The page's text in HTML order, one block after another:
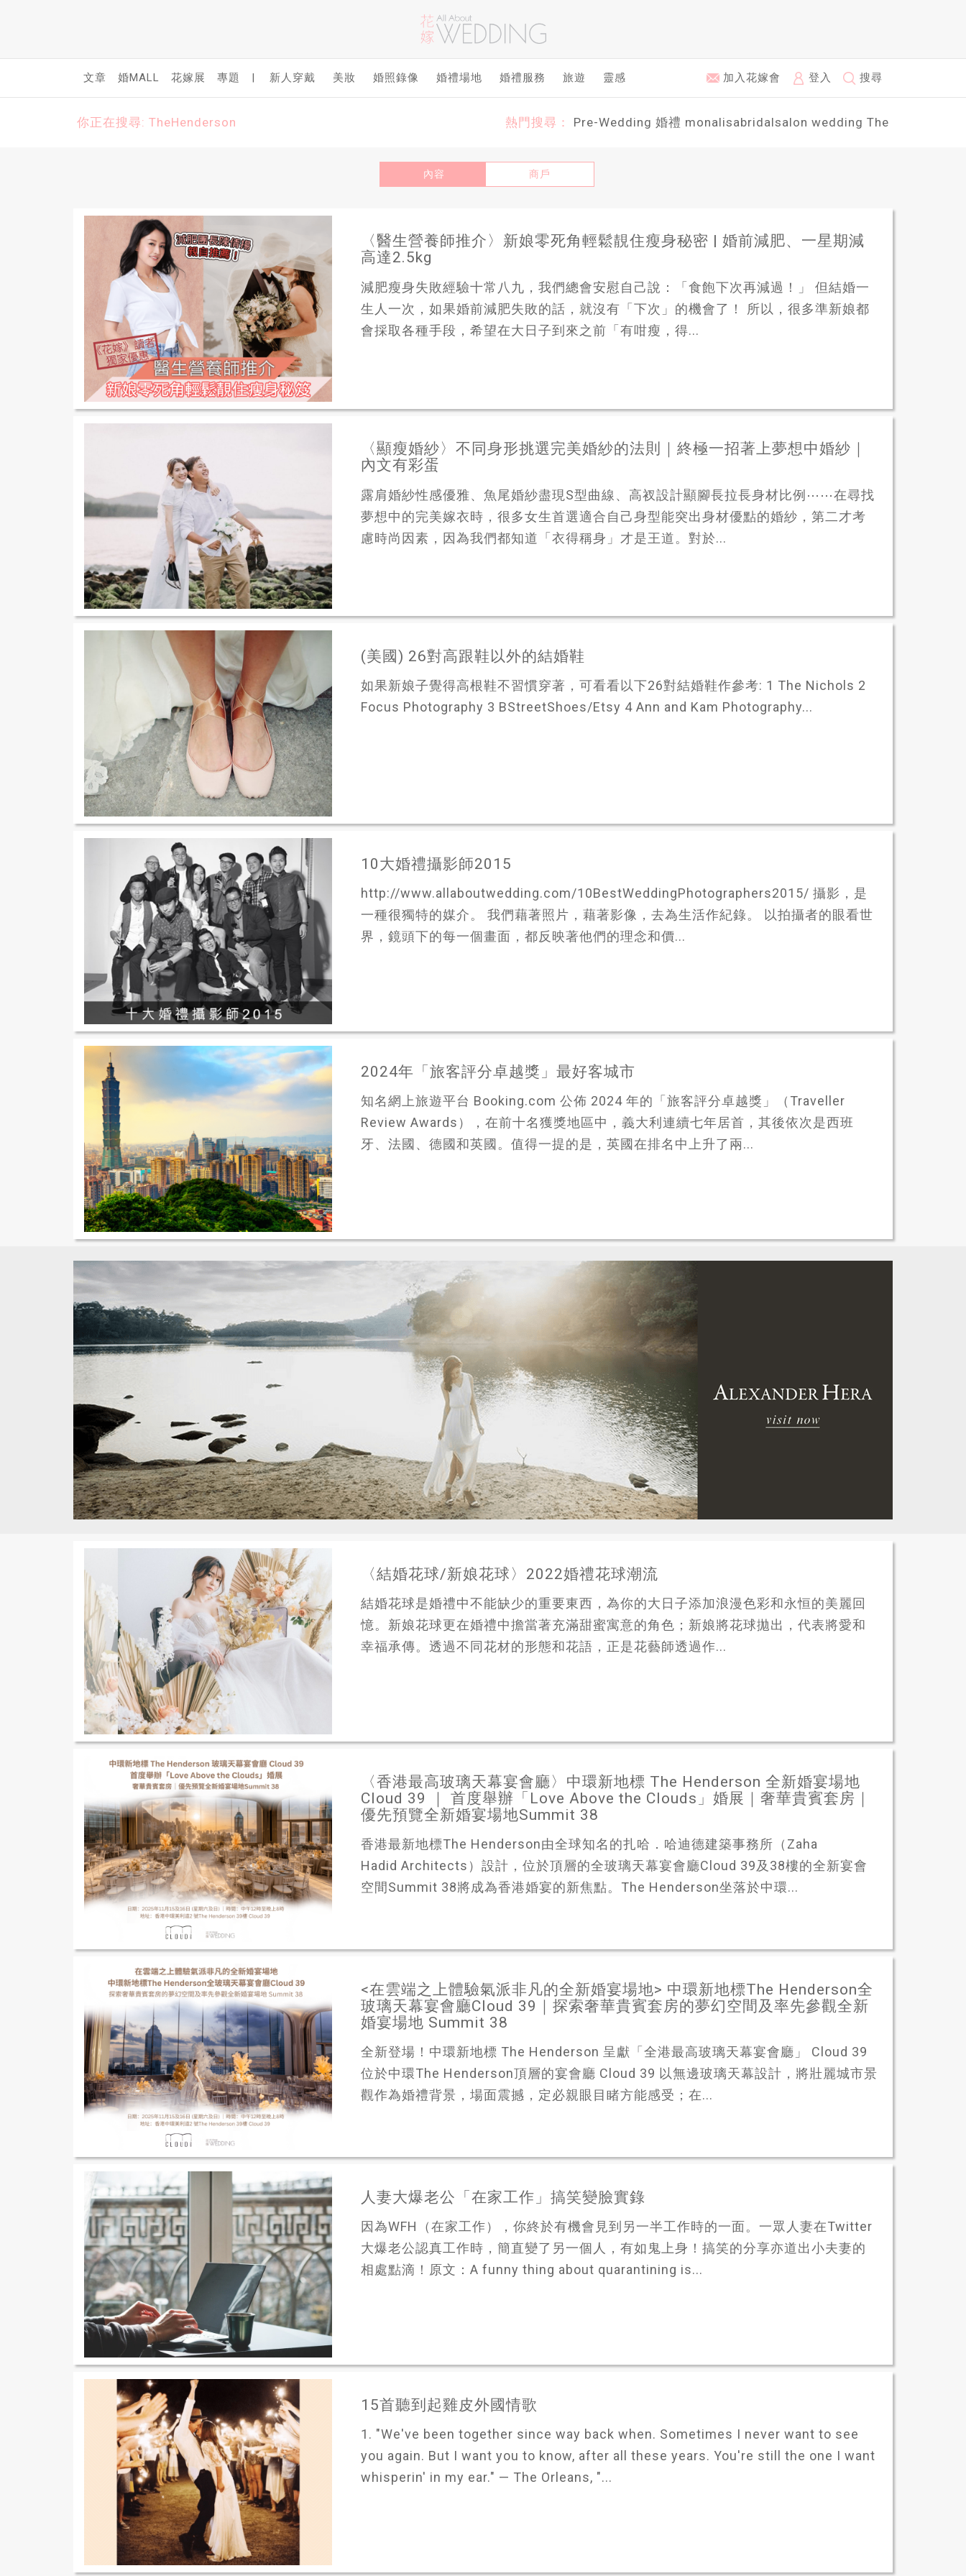
文章 婚MALL 花嫁展 專題 | 新人穿戴 美妝 婚照錄像 婚禮場地 婚禮服務 旅遊 靈感 加入花嫁會 登入 搜尋
你正在搜尋: TheHenderson 熱門搜尋： Pre-Wedding 婚禮 monalisabridalsalon wedding The
內容 商戶
〈醫生營養師推介〉新娘零死角輕鬆靚住瘦身秘密 | 婚前減肥、一星期減
高達2.5kg
減肥瘦身失敗經驗十常八九，我們總會安慰自己說：「食飽下次再減過！」 但結婚一
生人一次，如果婚前減肥失敗的話，就沒有「下次」的機會了！ 所以，很多準新娘都
會採取各種手段，希望在大日子到來之前「有咁瘦，得...
〈顯瘦婚紗〉不同身形挑選完美婚紗的法則｜終極一招著上夢想中婚紗｜
內文有彩蛋
露肩婚紗性感優雅、魚尾婚紗盡現S型曲線、高衩設計顯腳長拉長身材比例⋯⋯在尋找
夢想中的完美嫁衣時，很多女生首選適合自己身型能突出身材優點的婚紗，第二才考
慮時尚因素，因為我們都知道「衣得稱身」才是王道。對於...
(美國) 26對高跟鞋以外的結婚鞋
如果新娘子覺得高根鞋不習慣穿著，可看看以下26對結婚鞋作參考: 1 The Nichols 2
Focus Photography 3 BStreetShoes/Etsy 4 Ann and Kam Photography...
10大婚禮攝影師2015
http://www.allaboutwedding.com/10BestWeddingPhotographers2015/ 攝影，是
一種很獨特的媒介。 我們藉著照片，藉著影像，去為生活作紀錄。 以拍攝者的眼看世
界，鏡頭下的每一個畫面，都反映著他們的理念和價...
2024年「旅客評分卓越獎」最好客城市
知名網上旅遊平台 Booking.com 公佈 2024 年的「旅客評分卓越獎」（Traveller
Review Awards），在前十名獲獎地區中，義大利連續七年居首，其後依次是西班
牙、法國、德國和英國。值得一提的是，英國在排名中上升了兩...
〈結婚花球/新娘花球〉2022婚禮花球潮流
結婚花球是婚禮中不能缺少的重要東西，為你的大日子添加浪漫色彩和永恒的美麗回
憶。新娘花球更在婚禮中擔當著充滿甜蜜寓意的角色；新娘將花球拋出，代表將愛和
幸福承傳。透過不同花材的形態和花語，正是花藝師透過作...
〈香港最高玻璃天幕宴會廳〉中環新地標 The Henderson 全新婚宴場地
Cloud 39 ｜ 首度舉辦「Love Above the Clouds」婚展｜奢華貴賓套房｜
優先預覽全新婚宴場地Summit 38
香港最新地標The Henderson由全球知名的扎哈．哈迪德建築事務所（Zaha
Hadid Architects）設計，位於頂層的全玻璃天幕宴會廳Cloud 39及38樓的全新宴會
空間Summit 38將成為香港婚宴的新焦點。The Henderson坐落於中環...
<在雲端之上體驗氣派非凡的全新婚宴場地> 中環新地標The Henderson全
玻璃天幕宴會廳Cloud 39｜探索奢華貴賓套房的夢幻空間及率先參觀全新
婚宴場地 Summit 38
全新登場！中環新地標 The Henderson 呈獻「全港最高玻璃天幕宴會廳」 Cloud 39
位於中環The Henderson頂層的宴會廳 Cloud 39 以無邊玻璃天幕設計，將壯麗城市景
觀作為婚禮背景，場面震撼，定必親眼目睹方能感受；在...
人妻大爆老公「在家工作」搞笑變臉實錄
因為WFH（在家工作），你終於有機會見到另一半工作時的一面。一眾人妻在Twitter
大爆老公認真工作時，簡直變了另一個人，有如鬼上身！搞笑的分享亦道出小夫妻的
相處點滴！原文：A funny thing about quarantining is...
15首聽到起雞皮外國情歌
1. "We've been together since way back when. Sometimes I never want to see
you again. But I want you to know, after all these years. You're still the one I want
whisperin' in my ear." — The Orleans, "...